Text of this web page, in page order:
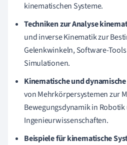
kinematischen Systeme.
Techniken zur Analyse
und inverse Kinematik zur
Gelenkwinkeln, Software-
Simulationen.
Kinematische und
von Mehrkörpersystemen zur
Bewegungsdynamik in Robotik
Ingenieurwissenschaften.
Beispiele für kinematische